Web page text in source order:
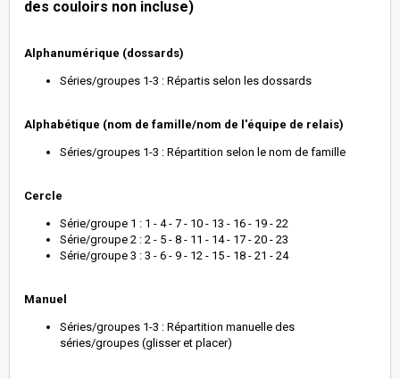
des couloirs non incluse)
Alphanumérique (dossards)
Séries/groupes 1-3 : Répartis selon les dossards
Alphabétique (nom de famille/nom de l'équipe de relais)
Séries/groupes 1-3 : Répartition selon le nom de famille
Cercle
Série/groupe 1 : 1 - 4 - 7 - 10 - 13 - 16 - 19 - 22
Série/groupe 2 : 2 - 5 - 8 - 11 - 14 - 17 - 20 - 23
Série/groupe 3 : 3 - 6 - 9 - 12 - 15 - 18 - 21 - 24
Manuel
Séries/groupes 1-3 : Répartition manuelle des
séries/groupes (glisser et placer)